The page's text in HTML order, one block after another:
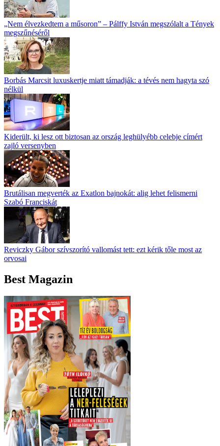
„Nem élvezkedtem a műsoron” – Pálffy István megszólalt a Tények
megszűnéséről
Borbás Marcsit luxuskertje miatt támadják: a tévés nem hagyta szó
nélkül
Kiderült, ki lesz ott biztosan az ország leghülyébb celebje címért
zajló versenyben
Brutálisan megverték az Exatlon bajnokát: alig lehet felismerni
Szabó Franciskát
Reviczky Gábor szívszorító vallomást tett: ezt kérik tőle most az
orvosai
Best Magazin